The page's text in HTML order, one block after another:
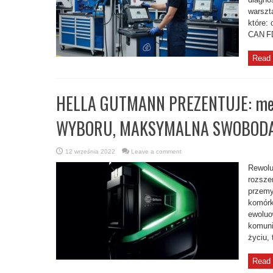
które:
CAN
HELLA GUTMANN PREZENTUJE:
WYBORU, MAKSYMALNA
12 września 2022 Leave a comment
życiu,